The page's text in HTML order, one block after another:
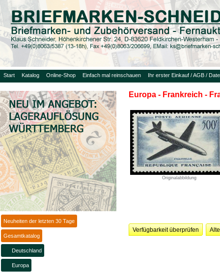
Start Katalog Online-Shop Einfach mal reinschauen Ihr erster Einkauf / AGB /
Neuheiten der letzten 30 Tage
Gesamtkatalog
Deutschland
Europa
Europa - Frankreich -
Originalabbildung
Verfügbarkeit überprüfen